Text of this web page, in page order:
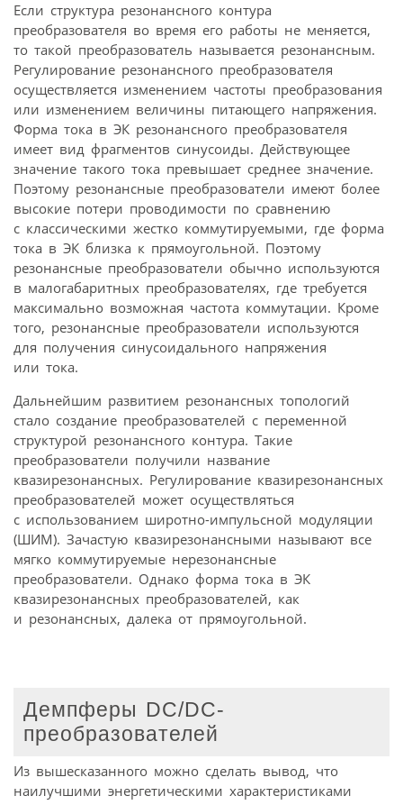
Если структура резонансного контура
преобразователя во время его работы не меняется,
то такой преобразователь называется резонансным.
Регулирование резонансного преобразователя
осуществляется изменением частоты преобразования
или изменением величины питающего напряжения.
Форма тока в ЭК резонансного преобразователя
имеет вид фрагментов синусоиды. Действующее
значение такого тока превышает среднее значение.
Поэтому резонансные преобразователи имеют более
высокие потери проводимости по сравнению
с классическими жестко коммутируемыми, где форма
тока в ЭК близка к прямоугольной. Поэтому
резонансные преобразователи обычно используются
в малогабаритных преобразователях, где требуется
максимально возможная частота коммутации. Кроме
того, резонансные преобразователи используются
для получения синусоидального напряжения
или тока.
Дальнейшим развитием резонансных топологий
стало создание преобразователей с переменной
структурой резонансного контура. Такие
преобразователи получили название
квазирезонансных. Регулирование квазирезонансных
преобразователей может осуществляться
с использованием широтно-импульсной модуляции
(ШИМ). Зачастую квазирезонансными называют все
мягко коммутируемые нерезонансные
преобразователи. Однако форма тока в ЭК
квазирезонансных преобразователей, как
и резонансных, далека от прямоугольной.
Демпферы DC/DC-
преобразователей
Из вышесказанного можно сделать вывод, что
наилучшими энергетическими характеристиками